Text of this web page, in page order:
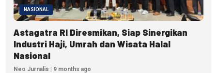
NASIONAL
Astagatra RI Diresmikan, Siap Sinergikan
Industri Haji, Umrah dan Wisata Halal
Nasional
Neo Jurnalis | 9 months ago